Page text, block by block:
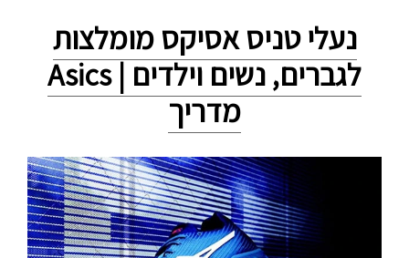
נעלי טניס אסיקס מומלצות
לגברים, נשים וילדים | Asics
מדריך